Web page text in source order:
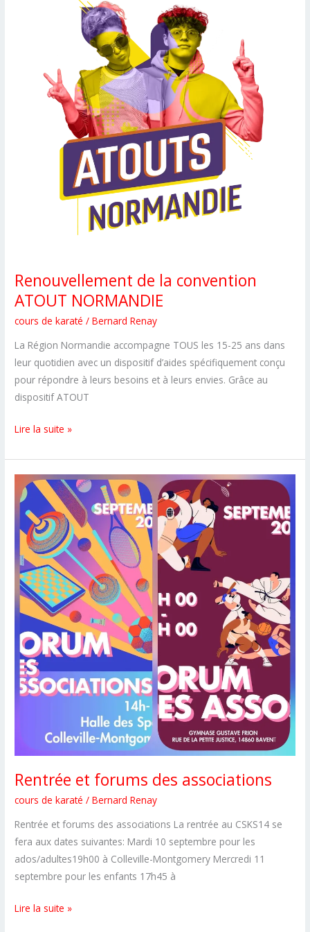
Renouvellement de la convention
ATOUT NORMANDIE
cours de karaté /Bernard Renay
La Région Normandie accompagne TOUS les 15-25 ans dans
leur quotidien avec un dispositif d’aides spécifiquement conçu
pour répondre à leurs besoins et à leurs envies. Grâce au
dispositif ATOUT
Renouvellement
la
convention
ATOUT
NORMANDIE
Lire la suite »
Rentrée et forums des associations
cours de karaté /Bernard Renay
Rentrée et forums des associations La rentrée au CSKS14 se
fera aux dates suivantes: Mardi 10 septembre pour les
ados/adultes19h00 à Colleville-Montgomery Mercredi 11
septembre pour les enfants 17h45 à
Rentrée
Lire la suite »